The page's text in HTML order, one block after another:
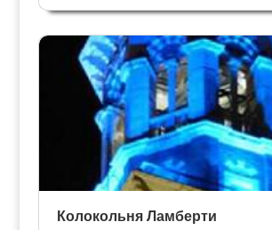
семьи Гвантиери в правом
фресками художника Бадиле.
надпись напоминает нам,...
Колокольни
Скрытая Верона
Колокольня Ламберти